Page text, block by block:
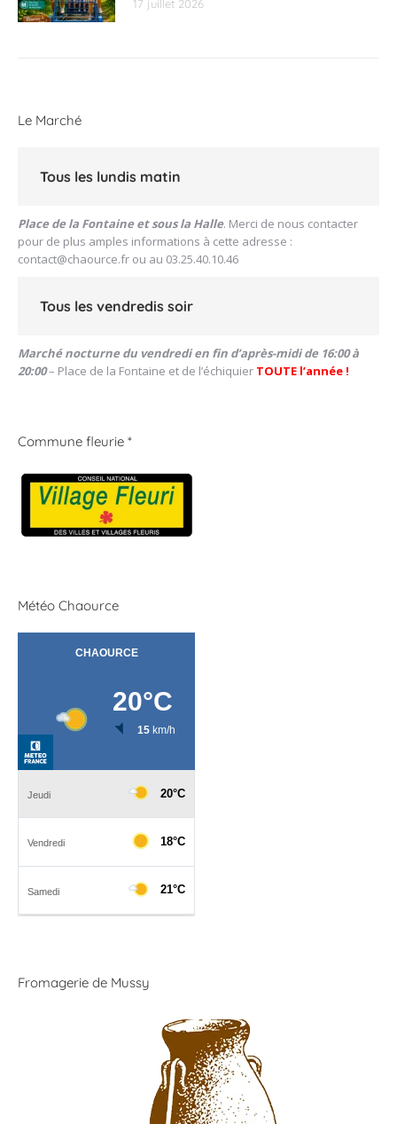
17 juillet 2026
Le Marché
Tous les lundis matin
Place de la Fontaine et sous la Halle. Merci de nous contacter
pour de plus amples informations à cette adresse :
contact@chaource.fr ou au 03.25.40.10.46
Tous les vendredis soir
Marché nocturne du vendredi en fin d’après-midi de 16:00 à
20:00– Place de la Fontaine et de l’échiquier TOUTE l’année !
Commune fleurie *
Météo Chaource
Fromagerie de Mussy